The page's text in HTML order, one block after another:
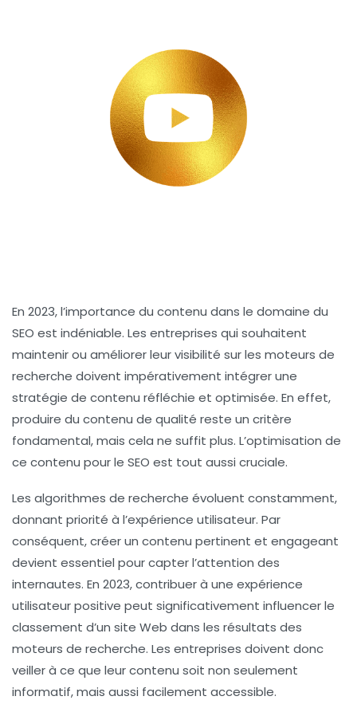
En 2023, l’importance du contenu dans le domaine du
SEO est indéniable. Les entreprises qui souhaitent
maintenir ou améliorer leur visibilité sur les moteurs de
recherche doivent impérativement intégrer une
stratégie de contenu réfléchie et optimisée. En effet,
produire du contenu de qualité reste un critère
fondamental, mais cela ne suffit plus. L’optimisation de
ce contenu pour le SEO est tout aussi cruciale.
Les algorithmes de recherche évoluent constamment,
donnant priorité à l’expérience utilisateur. Par
conséquent, créer un contenu pertinent et engageant
devient essentiel pour capter l’attention des
internautes. En 2023, contribuer à une expérience
utilisateurpositive peut significativement influencer le
classement d’un site Web dans les résultats des
moteurs de recherche. Les entreprises doivent donc
veiller à ce que leur contenu soit non seulement
informatif, mais aussi facilement accessible.